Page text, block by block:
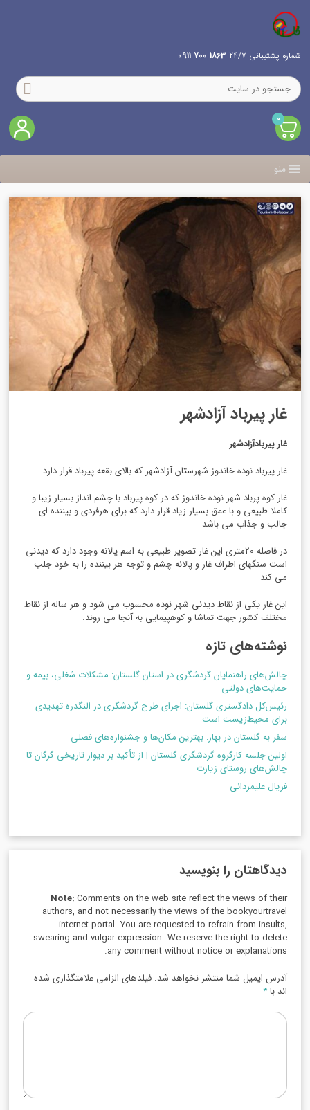
شماره پشتیبانی 24/7 1863 700 0911
0
منو
غار پیرباد آزادشهر
غار پیربادآزادشهر
غار پیرباد نوده خاندوز شهرستان آزادشهر که بالای بقعه پیرباد قرار دارد.
غار کوه پرباد شهر نوده خاندوز که در کوه پیرباد با چشم انداز بسیار زیبا و
کاملا طبیعی و با عمق بسیار زیاد قرار دارد که برای هرفردی و بیننده ای
جالب و جذاب می باشد
در فاصله 20متری این غار تصویر طبیعی به اسم پالانه وجود دارد که دیدنی
است سنگهای اطراف غار و پالانه چشم و توجه هر بیننده را به خود جلب
می کند
این غار یکی از نقاط دیدنی شهر نوده محسوب می شود و هر ساله از نقاط
مختلف کشور جهت تماشا و کوهپیمایی به آنجا می روند.
نوشته‌های تازه
چالش‌های راهنمایان گردشگری در استان گلستان: مشکلات شغلی، بیمه و
حمایت‌های دولتی
رئیس‌کل دادگستری گلستان: اجرای طرح گردشگری در النگدره تهدیدی
برای محیط‌زیست است
سفر به گلستان در بهار: بهترین مکان‌ها و جشنواره‌های فصلی
اولین جلسه کارگروه گردشگری گلستان | از تأکید بر دیوار تاریخی گرگان تا
چالش‌های روستای زیارت
فریال علیمردانی
دیدگاهتان را بنویسید
Note:Comments on the web site reflect the views of their
authors, and not necessarily the views of the bookyourtravel
internet portal. You are requested to refrain from insults,
swearing and vulgar expression. We reserve the right to delete
any comment without notice or explanations.
آدرس ایمیل شما منتشر نخواهد شد. فیلدهای الزامی علامتگذاری شده
اند با*